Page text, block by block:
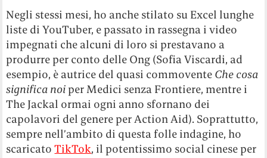
Negli stessi mesi, ho anche stilato su Excel lunghe
liste di YouTuber, e passato in rassegna i video
impegnati che alcuni di loro si prestavano a
produrre per conto delle Ong (Sofia Viscardi, ad
esempio, è autrice del quasi commovente Che cosa
significa noi per Medici senza Frontiere, mentre i
The Jackal ormai ogni anno sfornano dei
capolavori del genere per Action Aid). Soprattutto,
sempre nell’ambito di questa folle indagine, ho
scaricatoTikTok, il potentissimo social cinese per